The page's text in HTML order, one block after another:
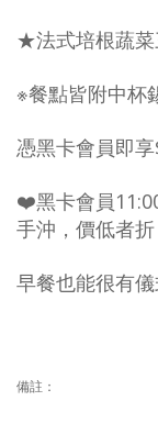
★法式培根蔬
※餐點皆附中杯
憑黑卡會員即
❤️黑卡會員
手沖，價低者折
早餐也能很有
備註：